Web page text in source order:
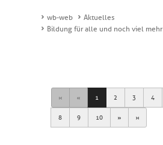
wb-web
Aktuelles
Bildung für alle und noch viel mehr
First Previous
1 2 3 4
8 9 10 Next Last